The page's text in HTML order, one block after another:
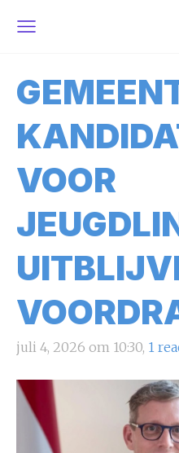
VOOR
juli 4, 2026 om 10:30, 1